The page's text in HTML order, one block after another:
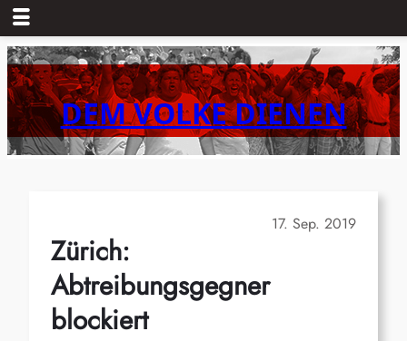
Zum
Inhalt
springenDEM VOLKE DIENEN
17. Sep. 2019
Zürich:
Abtreibungsgegner
blockiert